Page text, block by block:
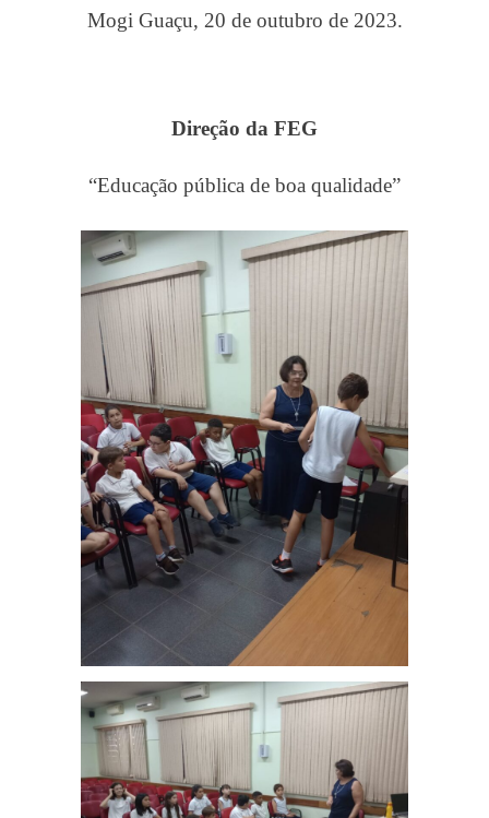
Mogi Guaçu, 20 de outubro de 2023.
Direção da FEG
“Educação pública de boa qualidade”